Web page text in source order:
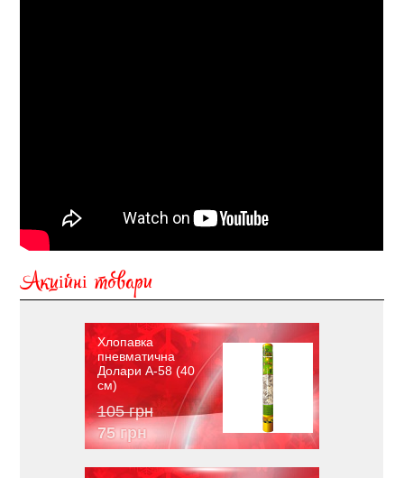
Акційні товари
Хлопавка
пневматична
Долари A-58 (40
см)
105 грн
75 грн